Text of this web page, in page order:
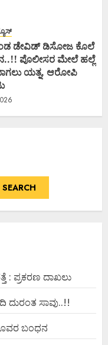
ಡೇವಿಡ್ ಡಿಸೋಜ ಕೊಲೆ
ಪೊಲೀಸರ ಮೇಲೆ ಹಲ್ಲೆ
ಯತ್ನ, ಆರೋಪಿ
SEARCH
: ಪ್ರಕರಣ ದಾಖಲು
ದುರಂತ ಸಾವು..!!
ಬಂಧನ